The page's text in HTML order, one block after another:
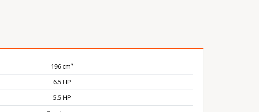
196 cm3
6.5 HP
5.5 HP